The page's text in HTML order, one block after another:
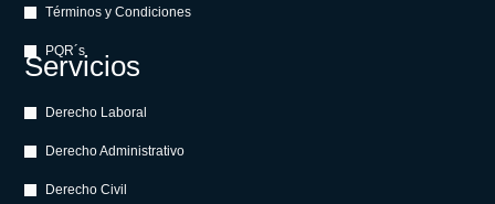
Términos y Condiciones
PQR´s
Servicios
Derecho Laboral
Derecho Administrativo
Derecho Civil